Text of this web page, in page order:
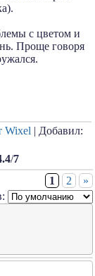
с цветом и
Проще говоря
Wixel | Добавил:
/7
1 2
»